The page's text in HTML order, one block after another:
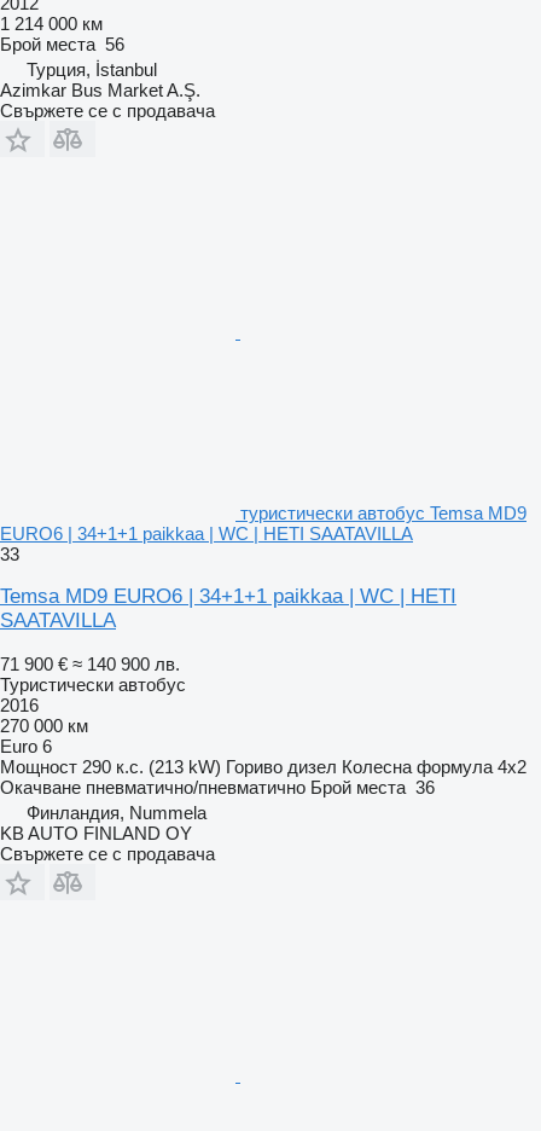
1 214 000 км
Брой места 56
Турция, İstanbul
Azimkar Bus Market A.Ş.
Свържете се с продавача
туристически автобус Temsa MD9
EURO6 | 34+1+1 paikkaa | WC | HETI SAATAVILLA
33
Temsa MD9 EURO6 | 34+1+1 paikkaa | WC | HETI
SAATAVILLA
71 900 € ≈ 140 900 лв.
Туристически автобус
2016
270 000 км
Euro 6
Мощност 290 к.с. (213 kW) Гориво дизел Колесна формула 4x2
Окачване пневматично/пневматично Брой места 36
Финландия, Nummela
KB AUTO FINLAND OY
Свържете се с продавача